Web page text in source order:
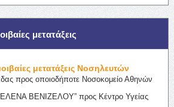
μετατάξεις
μετατάξεις Νοσηλευτών
προς οποιοδήποτε Νοσοκομείο Αθηνών
ΒΕΝΙΖΕΛΟΥ” προς Κέντρο Υγείας